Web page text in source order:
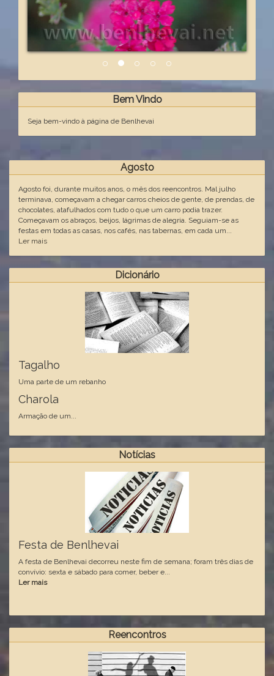
Bem Vindo
Seja bem-vindo à página de Benlhevai
Agosto
Agosto foi, durante muitos anos, o mês dos reencontros. Mal julho
terminava, começavam a chegar carros cheios de gente, de prendas, de
chocolates, atafulhados com tudo o que um carro podia trazer.
Começavam os abraços, beijos, lágrimas de alegria. Seguiam-se as
festas em todas as casas, nos cafés, nas tabernas, em cada um...
Ler mais
Dicionário
Tagalho
Uma parte de um rebanho
Charola
Armação de um...
Notícias
Festa de Benlhevai
A festa de Benlhevai decorreu neste fim de semana; foram três dias de
convívio: sexta e sábado para comer, beber e...
Ler mais
Reencontros